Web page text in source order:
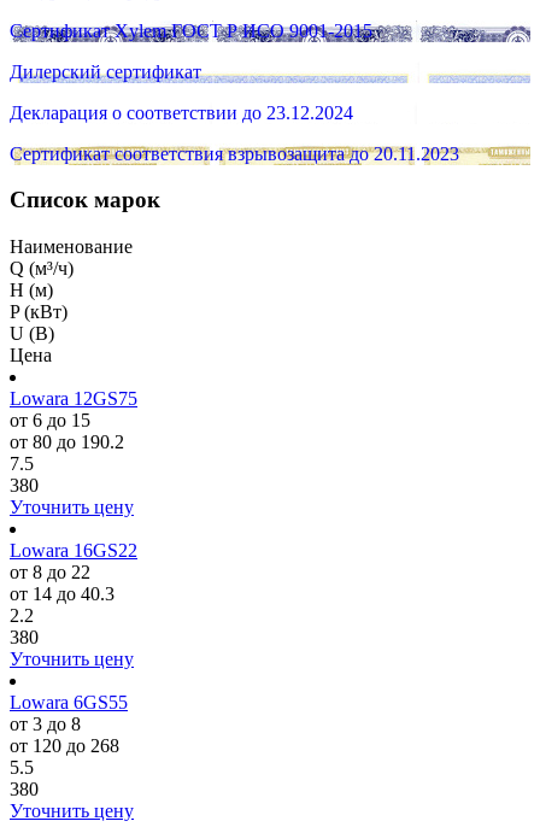
Сертификат Xylem ГОСТ Р ИСО 9001-2015
Дилерский сертификат
Декларация о соответствии до 23.12.2024
Сертификат соответствия взрывозащита до 20.11.2023
Список марок
Наименование
Q (м³/ч)
H (м)
P (кВт)
U (В)
Цена
Lowara 12GS75
от 6 до 15
от 80 до 190.2
7.5
380
Уточнить цену
Lowara 16GS22
от 8 до 22
от 14 до 40.3
2.2
380
Уточнить цену
Lowara 6GS55
от 3 до 8
от 120 до 268
5.5
380
Уточнить цену